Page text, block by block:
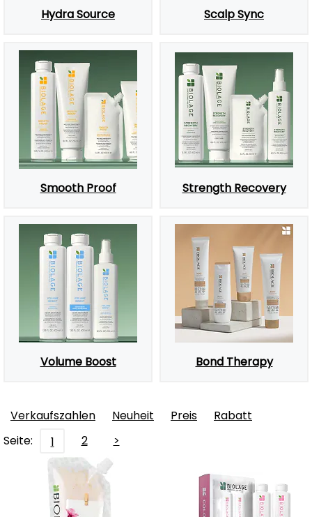
Hydra Source Scalp Sync
Smooth Proof Strength Recovery
Volume Boost Bond Therapy
Verkaufszahlen Neuheit Preis
Rabatt
Seite:
1 2 >